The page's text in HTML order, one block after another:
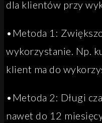
dla klientów przy
•Metoda 1:
wykorzystanie. Np.
klient ma do
•Metoda 2: Długi
nawet do 12